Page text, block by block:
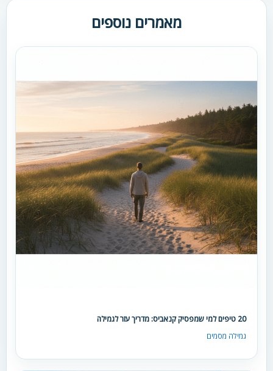
מאמרים נוספים
20 טיפים למי שמפסיק קנאביס: מדריך עזר לגמילה
גמילה מסמים